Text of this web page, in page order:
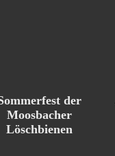
der
Moosbacher
Löschbienen